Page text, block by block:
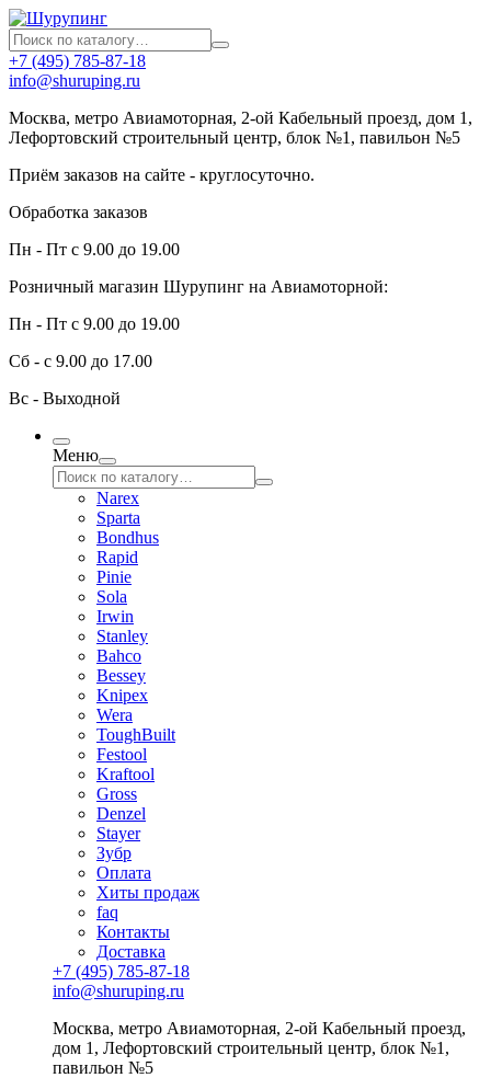
+7 (495) 785-87-18
info@shuruping.ru
Москва, метро Авиамоторная, 2-ой Кабельный проезд, дом 1,
Лефортовский строительный центр, блок №1, павильон №5
Приём заказов на сайте - круглосуточно.
Обработка заказов
Пн - Пт с 9.00 до 19.00
Розничный магазин Шурупинг на Авиамоторной:
Пн - Пт с 9.00 до 19.00
Сб - с 9.00 до 17.00
Вс - Выходной
Меню
Narex
Sparta
Bondhus
Rapid
Pinie
Sola
Irwin
Stanley
Bahco
Bessey
Knipex
Wera
ToughBuilt
Festool
Kraftool
Gross
Denzel
Stayer
Зубр
Оплата
Хиты продаж
faq
Контакты
Доставка
+7 (495) 785-87-18
info@shuruping.ru
Москва, метро Авиамоторная, 2-ой Кабельный проезд,
дом 1, Лефортовский строительный центр, блок №1,
павильон №5